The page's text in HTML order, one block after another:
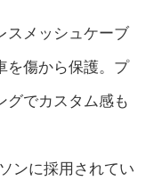
スメッシュケーブ
を傷から保護。プ
グでカスタム感も
ンに採用されてい